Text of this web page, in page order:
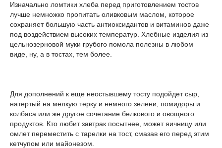
Изначально ломтики хлеба перед приготовлением тостов
лучше немножко пропитать оливковым маслом, которое
сохраняет большую часть антиоксидантов и витаминов даже
под воздействием высоких температур. Хлебные изделия из
цельнозерновой муки грубого помола полезны в любом
виде, ну, а в тостах, тем более.
Для дополнений к еще неостывшему тосту подойдет сыр,
натертый на мелкую терку и немного зелени, помидоры и
колбаса или же другое сочетание белкового и овощного
продуктов. Кто любит завтрак посытнее, может яичницу или
омлет переместить с тарелки на тост, смазав его перед этим
кетчупом или майонезом.